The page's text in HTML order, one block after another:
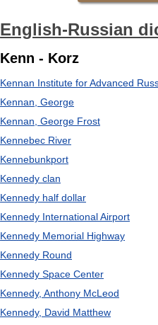
English-Russian
Kenn - Korz
Kennan Institute for Advanced
Kennan, George
Kennan, George Frost
Kennebec River
Kennebunkport
Kennedy clan
Kennedy half dollar
Kennedy International Airport
Kennedy Memorial Highway
Kennedy Round
Kennedy Space Center
Kennedy, Anthony McLeod
Kennedy, David Matthew